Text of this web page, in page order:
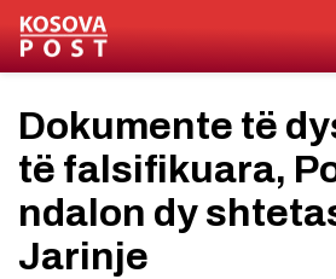
Dokumente të
të falsifikuara,
ndalon dy
Jarinje